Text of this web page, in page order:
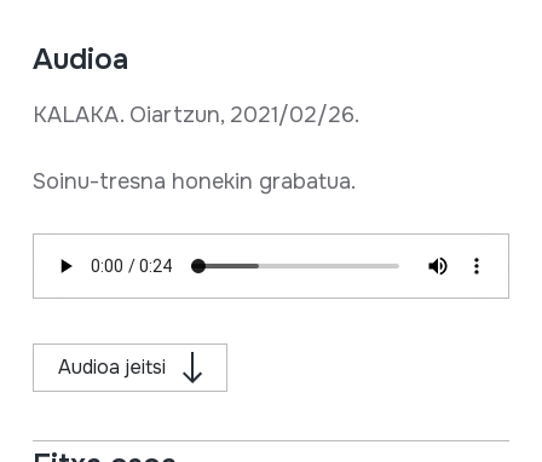
Audioa
KALAKA. Oiartzun, 2021/02/26.
Soinu-tresna honekin grabatua.
Audioa jeitsi